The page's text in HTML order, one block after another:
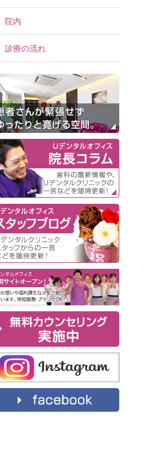
院内
診療の流れ